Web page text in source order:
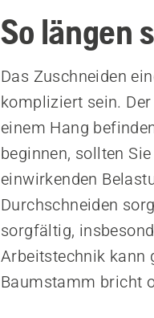
Druckspannung von
So längen
Das Zuschneiden
kompliziert sein.
einem Hang
beginnen, sollten
einwirkenden
Durchschneiden
sorgfältig,
Arbeitstechnik kann
Baumstamm bricht